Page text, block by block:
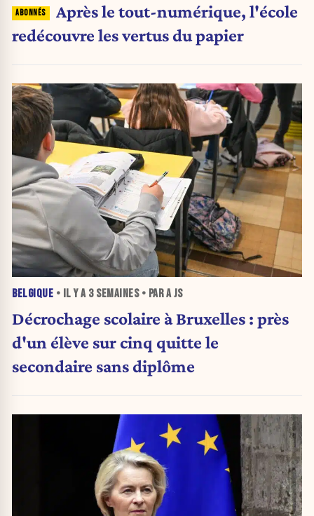
Après le tout-numérique, l'école
redécouvre les vertus du papier
BELGIQUE • IL Y A 3 SEMAINES• PAR A JS
Décrochage scolaire à Bruxelles : près
d'un élève sur cinq quitte le
secondaire sans diplôme